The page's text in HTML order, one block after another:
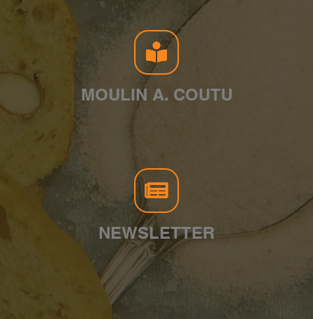
MOULIN A. COUTU
NEWSLETTER